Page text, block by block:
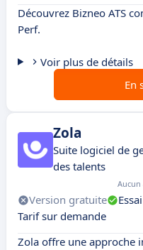
Découvrez Bizneo ATS
Perf.
Voir plus de détails
En
Zola
Suite logiciel de
des talents
Version gratuite
Tarif sur demande
Zola offre une approche